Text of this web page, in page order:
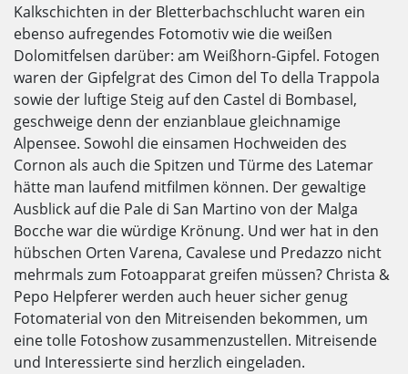
Kalkschichten in der Bletterbachschlucht waren ein
ebenso aufregendes Fotomotiv wie die weißen
Dolomitfelsen darüber: am Weißhorn-Gipfel. Fotogen
waren der Gipfelgrat des Cimon del To della Trappola
sowie der luftige Steig auf den Castel di Bombasel,
geschweige denn der enzianblaue gleichnamige
Alpensee. Sowohl die einsamen Hochweiden des
Cornon als auch die Spitzen und Türme des Latemar
hätte man laufend mitfilmen können. Der gewaltige
Ausblick auf die Pale di San Martino von der Malga
Bocche war die würdige Krönung. Und wer hat in den
hübschen Orten Varena, Cavalese und Predazzo nicht
mehrmals zum Fotoapparat greifen müssen? Christa &
Pepo Helpferer werden auch heuer sicher genug
Fotomaterial von den Mitreisenden bekommen, um
eine tolle Fotoshow zusammenzustellen. Mitreisende
und Interessierte sind herzlich eingeladen.